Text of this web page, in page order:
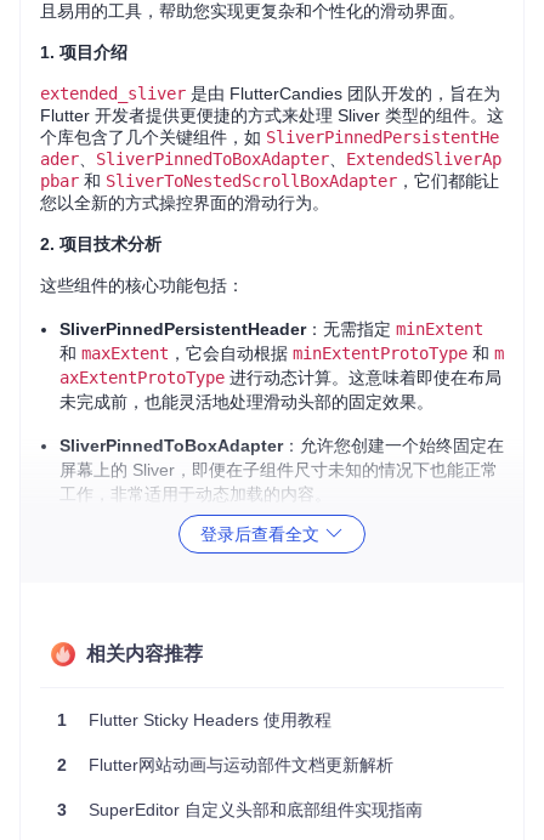
且易用的工具，帮助您实现更复杂和个性化的滑动界面。
1. 项目介绍
extended_sliver 是由 FlutterCandies 团队开发的，旨在为
Flutter 开发者提供更便捷的方式来处理 Sliver 类型的组件。这
个库包含了几个关键组件，如 SliverPinnedPersistentHe
ader
SliverPinnedToBoxAdapter
ExtendedSliverAp
pbar 和 SliverToNestedScrollBoxAdapter ，它们都能让
您以全新的方式操控界面的滑动行为。
2. 项目技术分析
这些组件的核心功能包括：
SliverPinnedPersistentHeader：无需指定 minExtent
和 maxExtent ，它会自动根据 minExtentProtoType 和 m
axExtentProtoType 进行动态计算。这意味着即使在布局
未完成前，也能灵活地处理滑动头部的固定效果。
SliverPinnedToBoxAdapter：允许您创建一个始终固定在
屏幕上的 Sliver，即便在子组件尺寸未知的情况下也能正常
工作，非常适用于动态加载的内容。
ExtendedSliverAppbar：简化了 SliverAppBar 的创建过
w 或 NestedScrollView 中，该组件可用来创建嵌套滚动的
动列表，带有固定头部和尾部的长页面，以及需要复杂滑动交
登录后查看全文
相关内容推荐
1 Flutter Sticky Headers 使用教程
2 Flutter网站动画与运动部件文档更新解析
3 SuperEditor 自定义头部和底部组件实现指南